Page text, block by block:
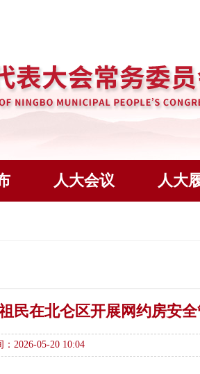
人大会议 人大
民在北仑区开展网约房安
：2026-05-20 10:04